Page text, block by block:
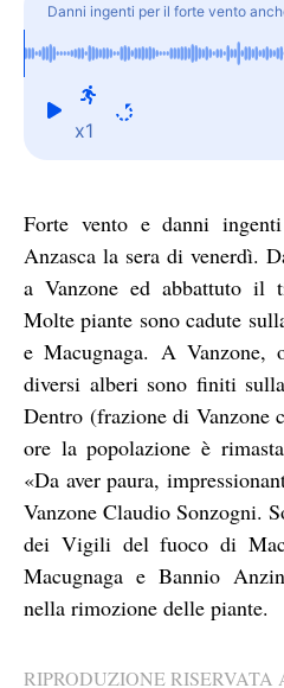
Danni ingenti per il forte vento
x1
Forte vento e danni
Anzasca la sera di venerdì.
a Vanzone ed abbattuto il
Molte piante sono cadute
e Macugnaga. A Vanzone,
diversi alberi sono finiti
Dentro (frazione di Vanzone
ore la popolazione è
«Da aver paura,
Vanzone Claudio Sonzogni.
dei Vigili del fuoco di
Macugnaga e Bannio
nella rimozione delle piante.
RIPRODUZIONE